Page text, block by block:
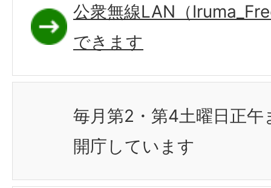
公衆無線LAN（
できます
毎月第2・第4土曜日正午
開庁しています